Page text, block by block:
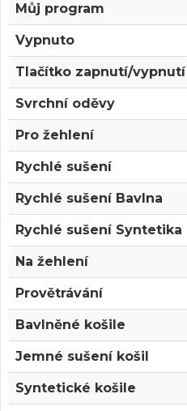
Můj program
Vypnuto
Tlačítko zapnutí/vypnutí
Svrchní oděvy
Pro žehlení
Rychlé sušení
Rychlé sušení Bavlna
Rychlé sušení Syntetika
Na žehlení
Provětrávání
Bavlněné košile
Jemné sušení košil
Syntetické košile